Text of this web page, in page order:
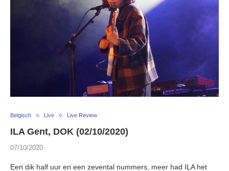
Belgisch Live Live Review
ILA Gent, DOK (02/10/2020)
07/10/2020
Een dik half uur en een zevental nummers, meer had ILA het